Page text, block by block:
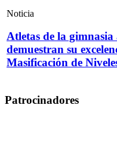
Noticia
Atletas de la
demuestran su
Masificación de
Patrocinadores